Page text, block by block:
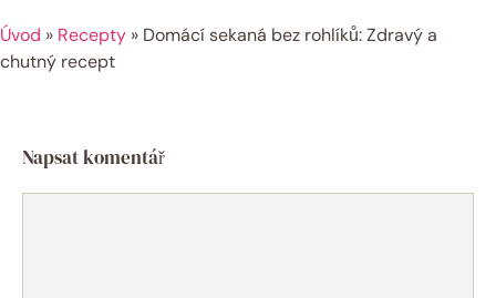
Úvod » Recepty » Domácí sekaná bez rohlíků: Zdravý a
chutný recept
Napsat komentář